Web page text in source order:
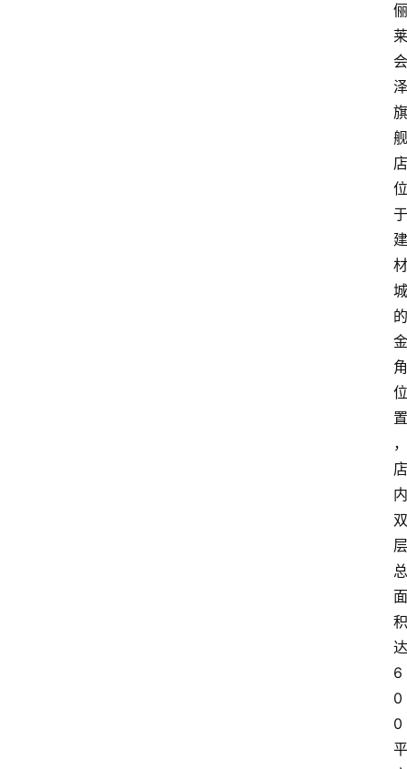
俪
莱
会
泽
旗
舰
店
位
于
建
材
城
的
金
角
位
置
，
店
内
双
层
总
面
积
达
6
0
0
平